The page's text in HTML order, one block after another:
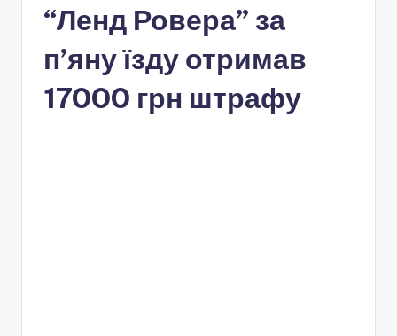
“Ленд Ровера” за
п’яну їзду отримав
17000 грн штрафу